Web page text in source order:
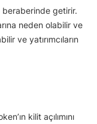
beraberinde getirir.
neden olabilir ve
ve yatırımcıların
kilit açılımını